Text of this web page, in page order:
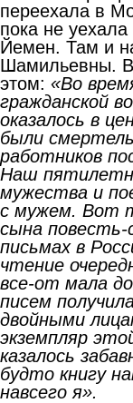
переехала в
пока не
Йемен. Там и
Шамильевны.
этом: «Во
гражданской
оказалось в
были
работников
Наш
мужества и
с мужем. Вот
сына повесть-
письмах в
чтение
все-от мала до
писем
двойными
экземпляр
казалось
будто книгу
навсего я».